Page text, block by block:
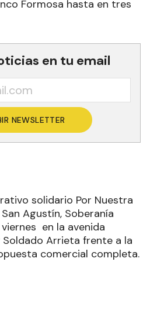
Formosa hasta en tres
en tu email
NEWSLETTER
solidario Por Nuestra
Agustín, Soberanía
en la avenida
Arrieta frente a la
comercial completa.